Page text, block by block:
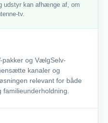
udstyr kan afhænge af, om
tv.
pakker og VælgSelv-
kanaler og
relevant for både
familieunderholdning.